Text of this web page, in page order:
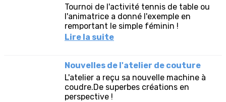
Tournoi de l'activité tennis de table ou
l'animatrice a donné l'exemple en
remportant le simple féminin !
Lire la suite
Nouvelles de l'atelier de couture
L'atelier a reçu sa nouvelle machine à
coudre.De superbes créations en
perspective !